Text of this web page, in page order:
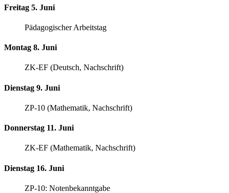
Freitag 5. Juni
Pädagogischer Arbeitstag
Montag 8. Juni
ZK-EF (Deutsch, Nachschrift)
Dienstag 9. Juni
ZP-10 (Mathematik, Nachschrift)
Donnerstag 11. Juni
ZK-EF (Mathematik, Nachschrift)
Dienstag 16. Juni
ZP-10: Notenbekanntgabe